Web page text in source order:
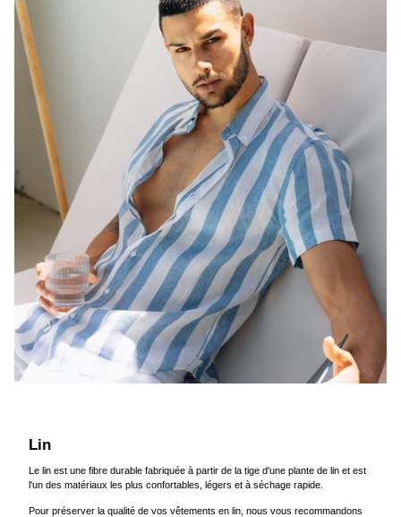
Lin
Le lin est une fibre durable fabriquée à partir de la tige d'une plante de lin et est
l'un des matériaux les plus confortables, légers et à séchage rapide.
Pour préserver la qualité de vos vêtements en lin, nous vous recommandons